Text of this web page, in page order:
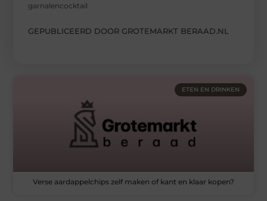
garnalencocktail
GEPUBLICEERD DOOR GROTEMARKT BERAAD.NL
ETEN EN DRINKEN
Verse aardappelchips zelf maken of kant en klaar kopen?